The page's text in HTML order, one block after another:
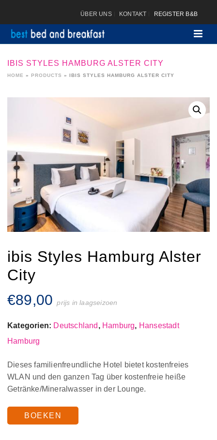
ÜBER UNS KONTAKT REGISTER B&B
IBIS STYLES HAMBURG ALSTER CITY
HOME » PRODUCTS » IBIS STYLES HAMBURG ALSTER CITY
ibis Styles Hamburg Alster
City
€89,00 prijs in laagseizoen
Kategorien: Deutschland , Hamburg, Hansestadt
Hamburg
Dieses familienfreundliche Hotel bietet kostenfreies
WLAN und den ganzen Tag über kostenfreie heiße
Getränke/Mineralwasser in der Lounge.
BOEKEN